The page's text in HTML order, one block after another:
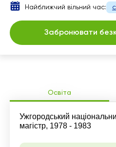
Освіта
Ужгородський
магістр, 1978 - 1983
Найближчий вільний час:
Забронювати